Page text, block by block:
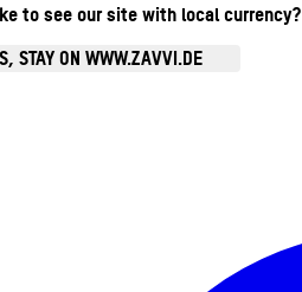
to see our site with local currency?
STAY ON WWW.ZAVVI.DE